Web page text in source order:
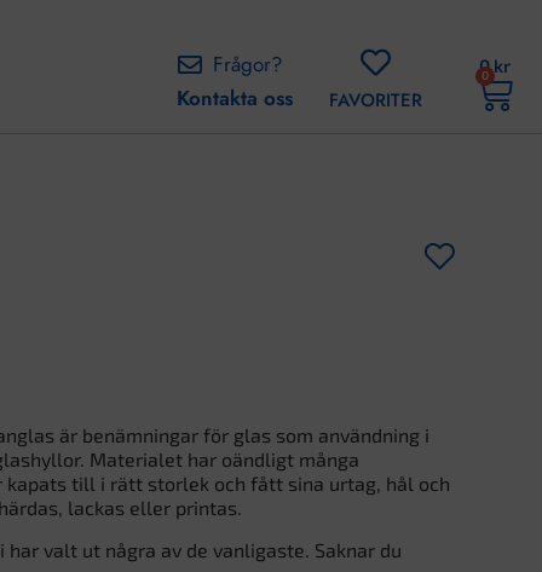
Frågor?
Kontakta oss
FAVORITER
0kr
0
är benämningar för glas som användning i
Materialet har oändligt många
till i rätt storlek och fått sina urtag, hål och
lackas eller printas.
valt ut några av de vanligaste. Saknar du